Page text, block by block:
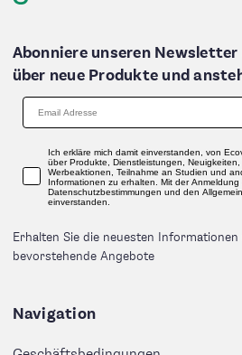
Navigation
Abonniere unseren
über neue Produkte und
Ich erkläre mich damit einverstanden, von
über Produkte, Dienstleistungen,
Werbeaktionen, Teilnahme an Studien und
Informationen zu erhalten. Mit der Anmeldung
Datenschutzbestimmungen und den
einverstanden.
Erhalten Sie die neuesten
bevorstehende Angebote